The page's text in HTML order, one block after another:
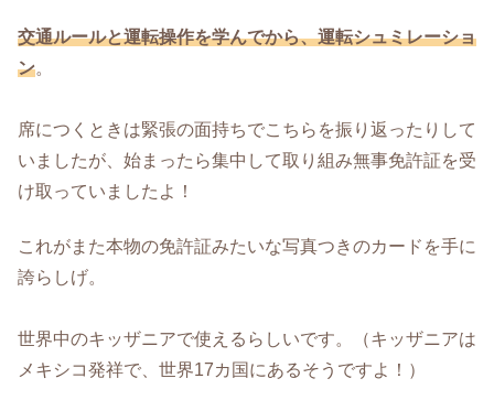
交通ルールと運転操作を学んでから、運転シュミレーショ
ン。
席につくときは緊張の面持ちでこちらを振り返ったりして
いましたが、始まったら集中して取り組み無事免許証を受
け取っていましたよ！
これがまた本物の免許証みたいな写真つきのカードを手に
誇らしげ。
世界中のキッザニアで使えるらしいです。（キッザニアは
メキシコ発祥で、世界17カ国にあるそうですよ！）